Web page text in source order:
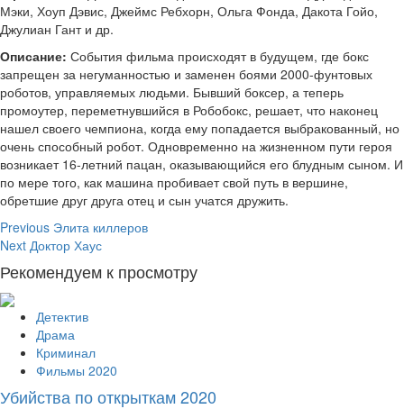
Мэки, Хоуп Дэвис, Джеймс Ребхорн, Ольга Фонда, Дакота Гойо,
Джулиан Гант и др.
Описание: События фильма происходят в будущем, где бокс
запрещен за негуманностью и заменен боями 2000-фунтовых
роботов, управляемых людьми. Бывший боксер, а теперь
промоутер, переметнувшийся в Робобокс, решает, что наконец
нашел своего чемпиона, когда ему попадается выбракованный, но
очень способный робот. Одновременно на жизненном пути героя
возникает 16-летний пацан, оказывающийся его блудным сыном. И
по мере того, как машина пробивает свой путь в вершине,
обретшие друг друга отец и сын учатся дружить.
Continue
Reading
Previous Элита киллеров
Next Доктор Хаус
Рекомендуем к просмотру
Детектив
Драма
Криминал
Фильмы 2020
Убийства по открыткам 2020